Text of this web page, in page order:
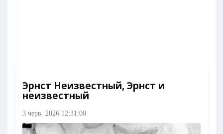
Эрнст Неизвестный, Эрнст и
неизвестный
3 черв. 2026 12:31:00